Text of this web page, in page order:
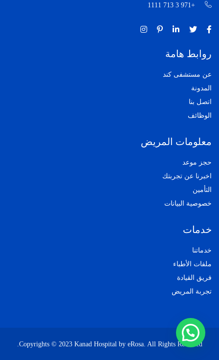
+971 3 713 1111
روابط هامة
عن مستشفى كند
المدونة
اتصل بنا
الوظائف
معلومات المريض
حجز موعد
اخبرنا عن تجربتك
التأمين
خصوصية البيانات
خدمات
خدماتنا
ملفات الأطباء
فريق القيادة
تجربة المريض
Copyrights © 2023 Kanad Hospital by eRosa. All Rights Reserved.